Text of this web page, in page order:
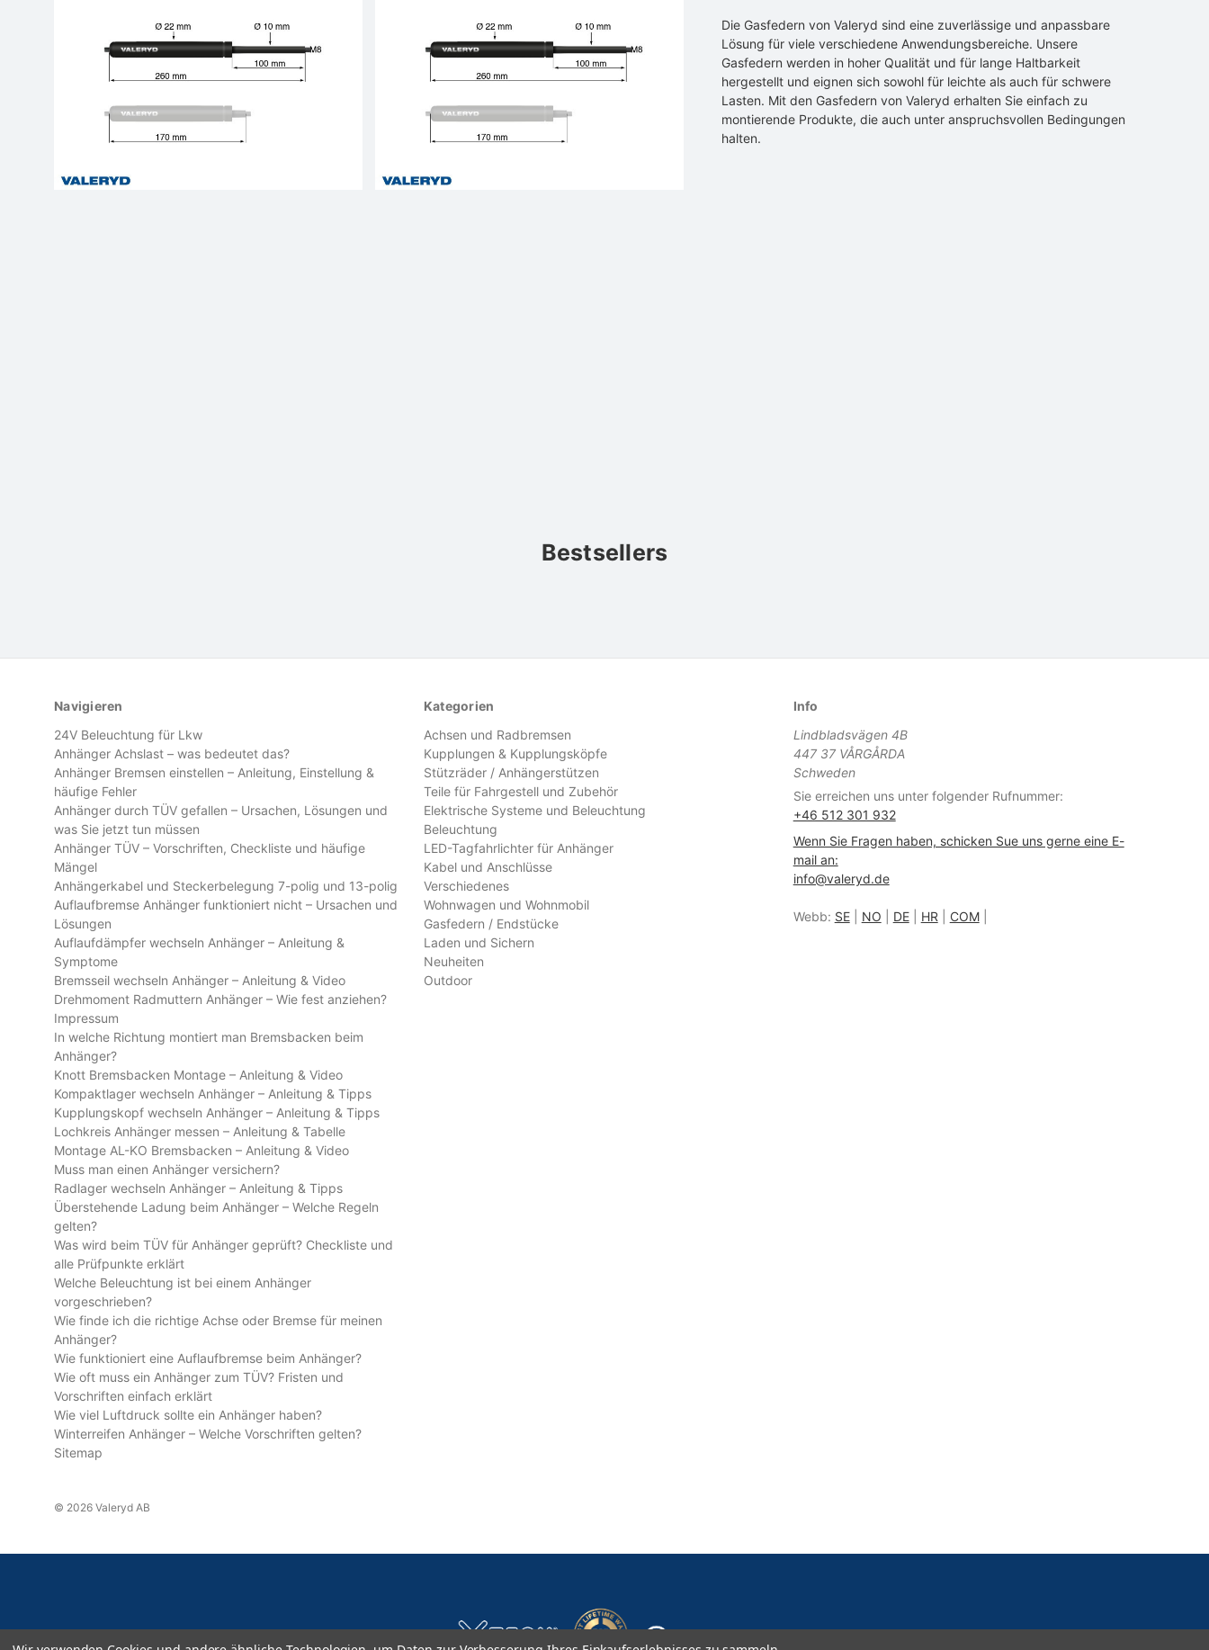
Die Gasfedern von Valeryd sind eine zuverlässige und anpassbare
Lösung für viele verschiedene Anwendungsbereiche. Unsere
Gasfedern werden in hoher Qualität und für lange Haltbarkeit
hergestellt und eignen sich sowohl für leichte als auch für schwere
Lasten. Mit den Gasfedern von Valeryd erhalten Sie einfach zu
montierende Produkte, die auch unter anspruchsvollen Bedingungen
halten.
Bestsellers
Navigieren
24V Beleuchtung für Lkw
Anhänger Achslast – was bedeutet das?
Anhänger Bremsen einstellen – Anleitung, Einstellung &
häufige Fehler
Anhänger durch TÜV gefallen – Ursachen, Lösungen und
was Sie jetzt tun müssen
Anhänger TÜV – Vorschriften, Checkliste und häufige
Mängel
Anhängerkabel und Steckerbelegung 7-polig und 13-polig
Auflaufbremse Anhänger funktioniert nicht – Ursachen und
Lösungen
Auflaufdämpfer wechseln Anhänger – Anleitung &
Symptome
Bremsseil wechseln Anhänger – Anleitung & Video
Drehmoment Radmuttern Anhänger – Wie fest anziehen?
Impressum
In welche Richtung montiert man Bremsbacken beim
Anhänger?
Knott Bremsbacken Montage – Anleitung & Video
Kompaktlager wechseln Anhänger – Anleitung & Tipps
Kupplungskopf wechseln Anhänger – Anleitung & Tipps
Lochkreis Anhänger messen – Anleitung & Tabelle
Montage AL-KO Bremsbacken – Anleitung & Video
Muss man einen Anhänger versichern?
Radlager wechseln Anhänger – Anleitung & Tipps
Überstehende Ladung beim Anhänger – Welche Regeln
gelten?
Was wird beim TÜV für Anhänger geprüft? Checkliste und
alle Prüfpunkte erklärt
Welche Beleuchtung ist bei einem Anhänger
vorgeschrieben?
Wie finde ich die richtige Achse oder Bremse für meinen
Anhänger?
Wie funktioniert eine Auflaufbremse beim Anhänger?
Wie oft muss ein Anhänger zum TÜV? Fristen und
Vorschriften einfach erklärt
Wie viel Luftdruck sollte ein Anhänger haben?
Winterreifen Anhänger – Welche Vorschriften gelten?
Sitemap
Kategorien
Achsen und Radbremsen
Kupplungen & Kupplungsköpfe
Stützräder / Anhängerstützen
Teile für Fahrgestell und Zubehör
Elektrische Systeme und Beleuchtung
Beleuchtung
LED-Tagfahrlichter für Anhänger
Kabel und Anschlüsse
Verschiedenes
Wohnwagen und Wohnmobil
Gasfedern / Endstücke
Laden und Sichern
Neuheiten
Outdoor
Info
Lindbladsvägen 4B
447 37 VÅRGÅRDA
Schweden
Sie erreichen uns unter folgender Rufnummer:
+46 512 301 932
Wenn Sie Fragen haben, schicken Sue uns gerne eine E-
mail an:
info@valeryd.de
Webb: SE| NO DE| HR COM|
© 2026 Valeryd AB